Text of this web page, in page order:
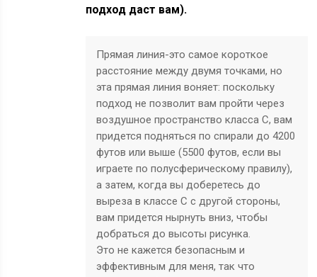
подход даст вам).
Прямая линия-это самое короткое
расстояние между двумя точками, но
эта прямая линия воняет: поскольку
подход не позволит вам пройти через
воздушное пространство класса C, вам
придется подняться по спирали до 4200
футов или выше (5500 футов, если вы
играете по полусферическому правилу),
а затем, когда вы доберетесь до
выреза в классе C с другой стороны,
вам придется нырнуть вниз, чтобы
добраться до высоты рисунка.
Это не кажется безопасным и
эффективным для меня, так что